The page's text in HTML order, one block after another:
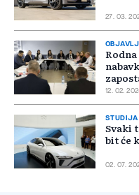
27. 03.
12. 02.
STUDIJA
Svaki
bit će
02. 07.